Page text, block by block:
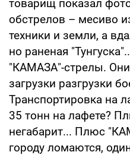
товарищ показал
обстрелов – месиво
техники и земли, а
но раненая
"КАМАЗА"-стрелы.
загрузки разгрузки
Транспортировка на
35 тонн на лафете?
негабарит... Плюс
городу ломаются,